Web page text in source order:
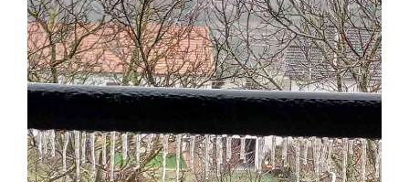
Novo relato Login